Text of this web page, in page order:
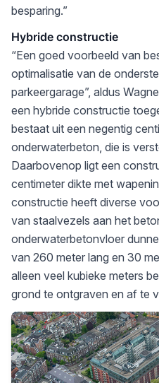
besparing.”
Hybride constructie
“Een goed voorbeeld van
optimalisatie van de
parkeergarage”, aldus
een hybride constructie
bestaat uit een negentig
onderwaterbeton, die is
Daarbovenop ligt een
centimeter dikte met
constructie heeft diverse
van staalvezels aan het
onderwaterbetonvloer
van 260 meter lang en 30
alleen veel kubieke meters
grond te ontgraven en af te